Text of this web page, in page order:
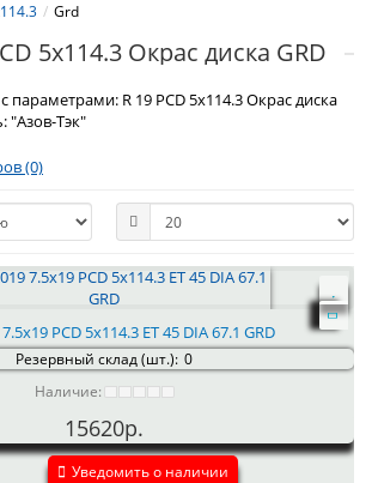
Grd
5x114.3 Окрас диска GRD
параметрами: R 19 PCD 5x114.3 Окрас диска
"Азов-Тэк"
(0)
7.5x19 PCD 5x114.3 ET 45 DIA 67.1 GRD
Резервный склад (шт.): 0
Наличие:
15620р.
Уведомить о наличии